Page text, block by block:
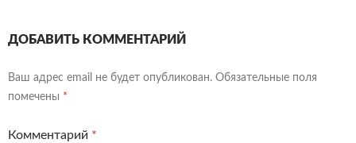
ДОБАВИТЬ КОММЕНТАРИЙ
Ваш адрес email не будет опубликован. Обязательные поля
помечены *
Комментарий *